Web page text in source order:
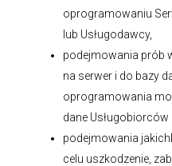
oprogramowaniu
lub Usługodawcy,
podejmowania prób
na serwer i do bazy
oprogramowania
dane Usługobiorców
podejmowania
celu uszkodzenie,